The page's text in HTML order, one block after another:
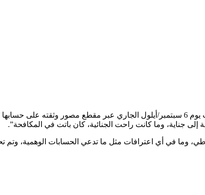
وكانت المحامية الكويتية، مريم المؤمن، شقيقة الفاشينيستا الشهيرة خرجت يوم 6 سبتمبر/
وما في أي اعترافات مثل ما تدعي الحسابات الوهمية، وتم